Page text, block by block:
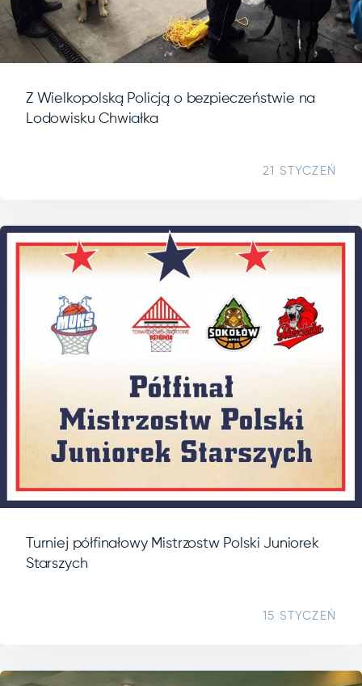
Z Wielkopolską Policją o bezpieczeństwie na
Lodowisku Chwiałka
21 STYCZEŃ
Turniej półfinałowy Mistrzostw Polski Juniorek
Starszych
15 STYCZEŃ